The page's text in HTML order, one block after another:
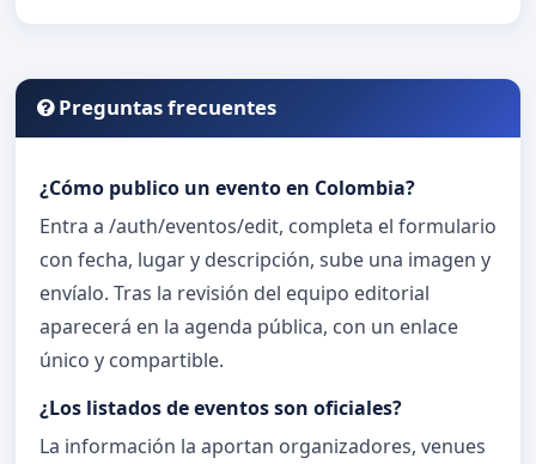
Preguntas frecuentes
¿Cómo publico un evento en Colombia?
Entra a /auth/eventos/edit, completa el formulario
con fecha, lugar y descripción, sube una imagen y
envíalo. Tras la revisión del equipo editorial
aparecerá en la agenda pública, con un enlace
único y compartible.
¿Los listados de eventos son oficiales?
La información la aportan organizadores, venues